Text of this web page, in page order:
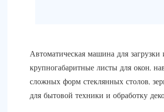
Автоматическая машина для загрузки
крупногабаритные листы для окон,
сложных форм стеклянных столов,
для бытовой техники и обработку